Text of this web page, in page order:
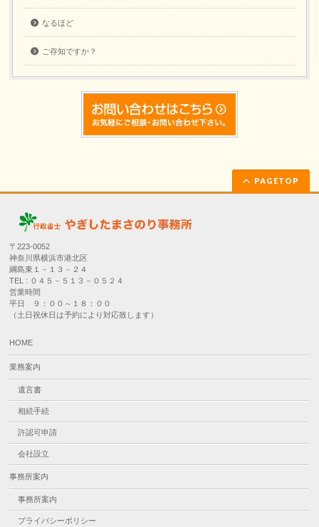
なるほど
ご存知ですか？
PAGETOP
〒223-0052
神奈川県横浜市港北区
綱島東１－１３－２４
TEL : ０４５－５１３－０５２４
営業時間
平日 ９：００～１８：００
（土日祝休日は予約により対応致します）
HOME
業務案内
遺言書
相続手続
許認可申請
会社設立
事務所案内
事務所案内
プライバシーポリシー